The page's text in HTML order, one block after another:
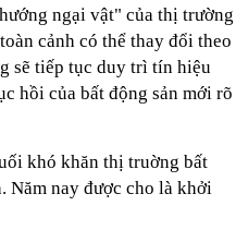
ngại vật" của thị trường
cảnh có thể thay đổi theo
sẽ tiếp tục duy trì tín hiệu
hồi của bất động sản mới rõ
khó khăn thị truờng bất
Năm nay được cho là khởi